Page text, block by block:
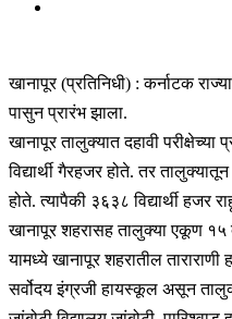
खानापूर (प्रतिनिधी) : कर्नाटक
पासुन प्रारंभ झाला.
खानापूर तालुक्यात दहावी
विद्यार्थी गैरहजर होते. तर तालुक्यातून
होते. त्यापैकी ३६३८ विद्यार्थी हजर
खानापूर शहरासह तालुक्या एकूण १५
यामध्ये खानापूर शहरातील
सर्वोदय इंग्रजी हायस्कूल असून